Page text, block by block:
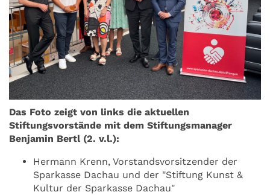
Das Foto zeigt von links die aktuellen
Stiftungsvorstände mit dem Stiftungsmanager
Benjamin Bertl (2. v.l.):
Hermann Krenn, Vorstandsvorsitzender der
Sparkasse Dachau und der "Stiftung Kunst &
Kultur der Sparkasse Dachau"